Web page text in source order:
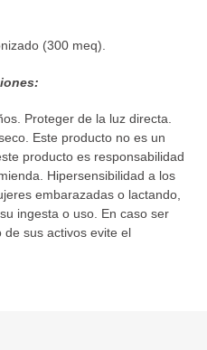
(300 meq).
Proteger de la luz directa.
Este producto no es un
producto es responsabilidad
Hipersensibilidad a los
embarazadas o lactando,
ingesta o uso. En caso ser
de sus activos evite el